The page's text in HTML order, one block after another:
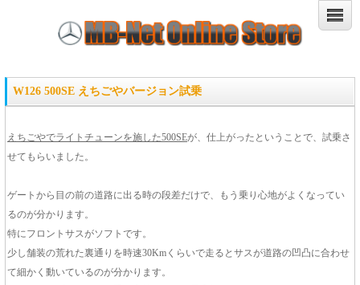
W126 500SE えちごやバージョン試乗
えちごやでライトチューンを施した500SEが、仕上がったということで、試乗さ
せてもらいました。
ゲートから目の前の道路に出る時の段差だけで、もう乗り心地がよくなってい
るのが分かります。
特にフロントサスがソフトです。
少し舗装の荒れた裏通りを時速30Kmくらいで走るとサスが道路の凹凸に合わせ
て細かく動いているのが分かります。